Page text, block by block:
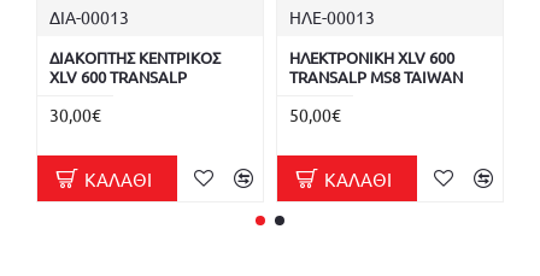
ΔΙΑ-00013
ΔΙΑΚΟΠΤΗΣ ΚΕΝΤΡΙΚΟΣ
XLV 600 TRANSALP
30,00€
ΚΑΛΆΘΙ
ΗΛΕ-00013
ΗΛΕΚΤΡΟΝΙΚΗ XLV 600
TRANSALP MS8 TAIWAN
50,00€
ΚΑΛΆΘΙ